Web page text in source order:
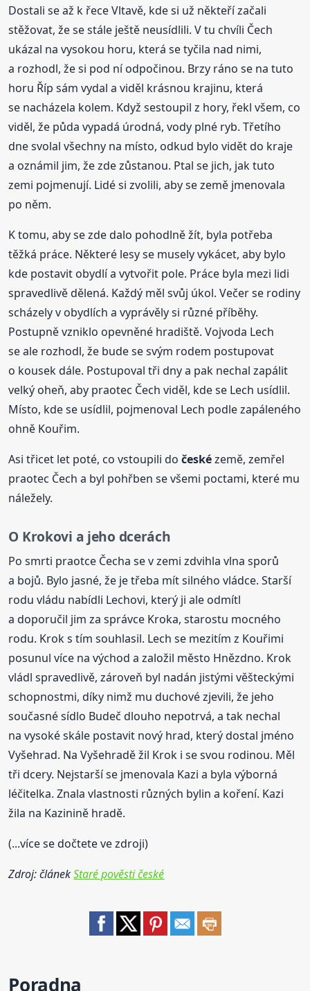
Dostali se až k řece Vltavě, kde si už někteří začali
stěžovat, že se stále ještě neusídlili. V tu chvíli Čech
ukázal na vysokou horu, která se tyčila nad nimi,
a rozhodl, že si pod ní odpočinou. Brzy ráno se na tuto
horu Říp sám vydal a viděl krásnou krajinu, která
se nacházela kolem. Když sestoupil z hory, řekl všem, co
viděl, že půda vypadá úrodná, vody plné ryb. Třetího
dne svolal všechny na místo, odkud bylo vidět do kraje
a oznámil jim, že zde zůstanou. Ptal se jich, jak tuto
zemi pojmenují. Lidé si zvolili, aby se země jmenovala
po něm.
K tomu, aby se zde dalo pohodlně žít, byla potřeba
těžká práce. Některé lesy se musely vykácet, aby bylo
kde postavit obydlí a vytvořit pole. Práce byla mezi lidi
spravedlivě dělená. Každý měl svůj úkol. Večer se rodiny
scházely v obydlích a vyprávěly si různé příběhy.
Postupně vzniklo opevněné hradiště. Vojvoda Lech
se ale rozhodl, že bude se svým rodem postupovat
o kousek dále. Postupoval tři dny a pak nechal zapálit
velký oheň, aby praotec Čech viděl, kde se Lech usídlil.
Místo, kde se usídlil, pojmenoval Lech podle zapáleného
ohně Kouřim.
Asi třicet let poté, co vstoupili dočeskézemě, zemřel
praotec Čech a byl pohřben se všemi poctami, které mu
náležely.
O Krokovi a jeho dcerách
Po smrti praotce Čecha se v zemi zdvihla vlna sporů
a bojů. Bylo jasné, že je třeba mít silného vládce. Starší
rodu vládu nabídli Lechovi, který ji ale odmítl
a doporučil jim za správce Kroka, starostu mocného
rodu. Krok s tím souhlasil. Lech se mezitím z Kouřimi
posunul více na východ a založil město Hnězdno. Krok
vládl spravedlivě, zároveň byl nadán jistými věšteckými
schopnostmi, díky nimž mu duchové zjevili, že jeho
současné sídlo Budeč dlouho nepotrvá, a tak nechal
na vysoké skále postavit nový hrad, který dostal jméno
Vyšehrad. Na Vyšehradě žil Krok i se svou rodinou. Měl
tři dcery. Nejstarší se jmenovala Kazi a byla výborná
léčitelka. Znala vlastnosti různých bylin a koření. Kazi
žila na Kazinině hradě.
(...více se dočtete ve zdroji)
Zdroj: článekStaré pověsti české
Poradna